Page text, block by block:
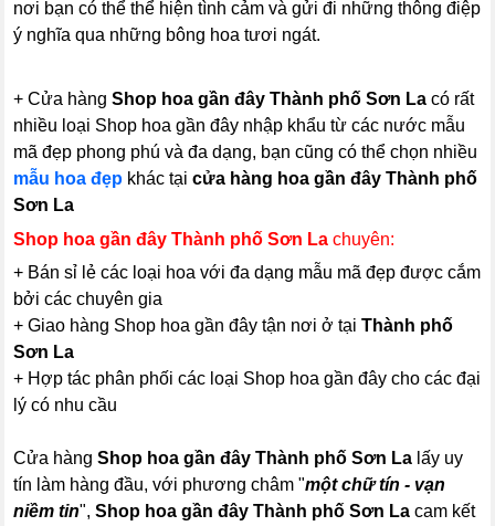
nơi bạn có thể thể hiện tình cảm và gửi đi những thông điệp
ý nghĩa qua những bông hoa tươi ngát.
+ Cửa hàngShop hoa gần đây Thành phố Sơn La có rất
nhiều loại Shop hoa gần đây nhập khẩu từ các nước mẫu
mã đẹp phong phú và đa dạng, bạn cũng có thể chọn nhiều
mẫu hoa đẹp khác tạicửa hàng hoa gần đây Thành phố
Sơn La
Shop hoa gần đây Thành phố Sơn Lachuyên:
+ Bán sỉ lẻ các loại hoa với đa dạng mẫu mã đẹp được cắm
bởi các chuyên gia
+ Giao hàng Shop hoa gần đây tận nơi ở tạiThành phố
Sơn La
+ Hợp tác phân phối các loại Shop hoa gần đây cho các đại
lý có nhu cầu
Cửa hàngShop hoa gần đây Thành phố Sơn La lấy uy
tín làm hàng đầu, với phương châm "một chữ tín - vạn
niềm tin",Shop hoa gần đây Thành phố Sơn La cam kết